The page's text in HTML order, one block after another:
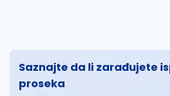
Saznajte da li zarađujete
proseka